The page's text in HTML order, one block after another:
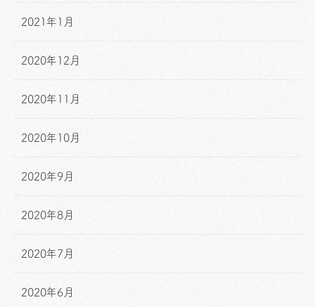
2021年1月
2020年12月
2020年11月
2020年10月
2020年9月
2020年8月
2020年7月
2020年6月